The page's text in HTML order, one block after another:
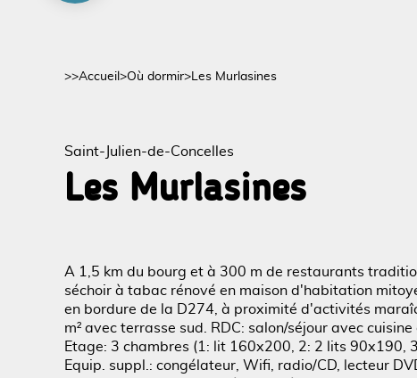
>>Accueil >Où dormir>Les Murlasines
Saint-Julien-de-Concelles
Les Murlasines
A 1,5 km du bourg et à 300 m de restaurants
séchoir à tabac rénové en maison d'habitation
en bordure de la D274, à proximité d'activités
m² avec terrasse sud. RDC: salon/séjour avec
Etage: 3 chambres (1: lit 160x200, 2: 2 lits 90x190,
Equip. suppl.: congélateur, Wifi, radio/CD, lecteur